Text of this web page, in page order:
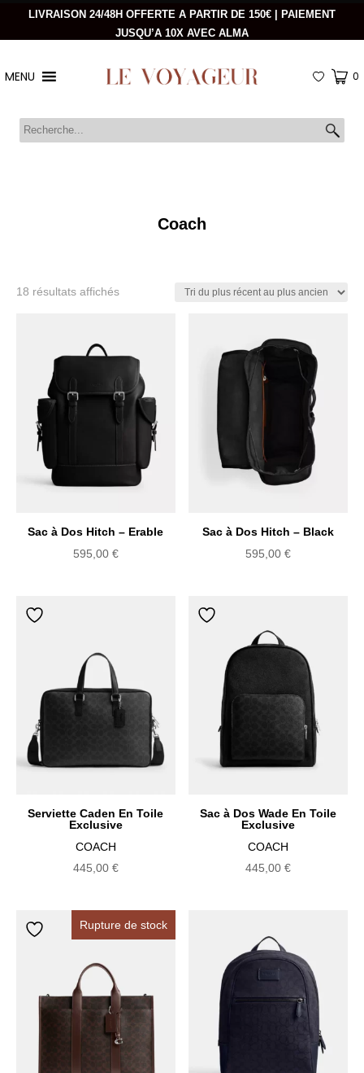
LIVRAISON 24/48H OFFERTE A PARTIR DE 150€ | PAIEMENT
JUSQU’A 10X AVEC ALMA
MENU 0
Coach
18 résultats affichésTrié
plus
ancien
Sac à Dos Hitch – Erable
595,00 €
Sac à Dos Hitch – Black
595,00€
Serviette Caden En Toile
Exclusive
COACH
445,00 €
Sac à Dos Wade En Toile
Exclusive
COACH
445,00€
Rupture de stock